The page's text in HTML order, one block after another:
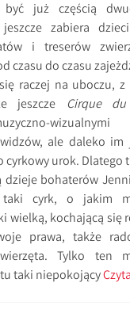
już częścią
jeszcze zabiera
i treserów
czasu do czasu
raczej na uboczu, z
jeszcze
Cirque
wizualnymi
ale daleko
cyrkowy urok. Dlatego
bohaterów
taki cyrk, o jakim
wielką, kochającą się
prawa, także
Tylko ten
taki niepokojący